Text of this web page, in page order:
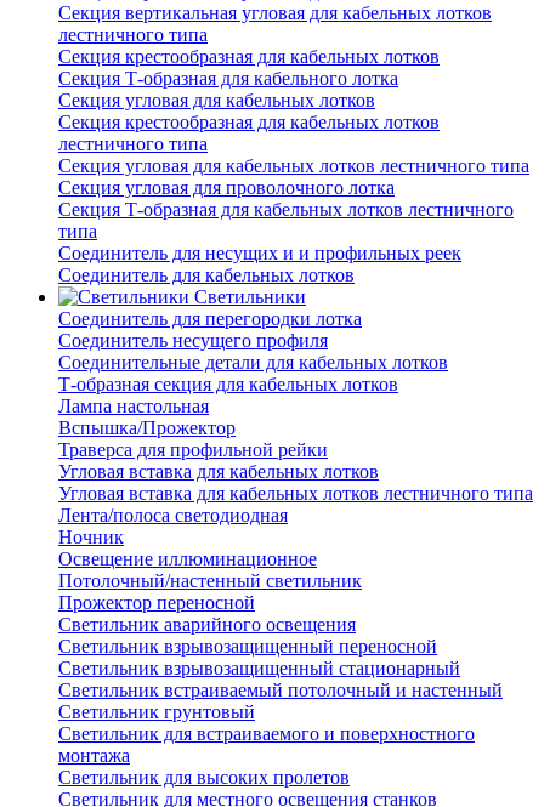
Секция вертикальная угловая для кабельных лотков
лестничного типа
Секция крестообразная для кабельных лотков
Секция Т-образная для кабельного лотка
Секция угловая для кабельных лотков
Секция крестообразная для кабельных лотков
лестничного типа
Секция угловая для кабельных лотков лестничного типа
Секция угловая для проволочного лотка
Секция Т-образная для кабельных лотков лестничного
типа
Соединитель для несущих и и профильных реек
Соединитель для кабельных лотков
Светильники
Соединитель для перегородки лотка
Соединитель несущего профиля
Соединительные детали для кабельных лотков
Т-образная секция для кабельных лотков
Лампа настольная
Вспышка/Прожектор
Траверса для профильной рейки
Угловая вставка для кабельных лотков
Угловая вставка для кабельных лотков лестничного типа
Лента/полоса светодиодная
Ночник
Освещение иллюминационное
Потолочный/настенный светильник
Прожектор переносной
Светильник аварийного освещения
Светильник взрывозащищенный переносной
Светильник взрывозащищенный стационарный
Светильник встраиваемый потолочный и настенный
Светильник грунтовый
Светильник для встраиваемого и поверхностного
монтажа
Светильник для высоких пролетов
Светильник для местного освещения станков